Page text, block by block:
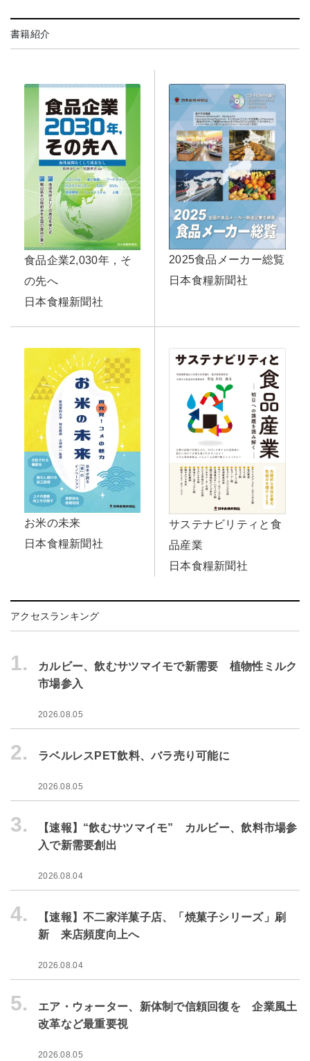
書籍紹介
食品企業2,030年，そ
の先へ
日本食糧新聞社
2025食品メーカー総覧
日本食糧新聞社
お米の未来
日本食糧新聞社
サステナビリティと食
品産業
日本食糧新聞社
アクセスランキング
1.
カルビー、飲むサツマイモで新需要 植物性ミルク
市場参入
2026.08.05
2. ラベルレスPET飲料、バラ売り可能に
2026.08.05
3.
【速報】“飲むサツマイモ” カルビー、飲料市場参
入で新需要創出
2026.08.04
4.
【速報】不二家洋菓子店、「焼菓子シリーズ」刷
新 来店頻度向上へ
2026.08.04
5.
エア・ウォーター、新体制で信頼回復を 企業風土
改革など最重要視
2026.08.05